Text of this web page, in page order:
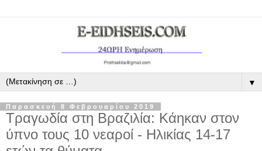
▼
Παρασκευή 8 Φεβρουαρίου 2019
Τραγωδία στη Βραζιλία: Κάηκαν στον
ύπνο τους 10 νεαροί - Ηλικίας 14-17